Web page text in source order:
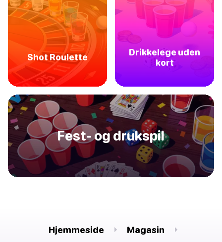
Shot Roulette
Drikkelege uden
kort
Fest- og drukspil
Hjemmeside
Magasin